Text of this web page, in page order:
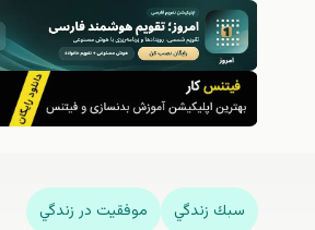
سبك زندگي موفقيت در زندگي